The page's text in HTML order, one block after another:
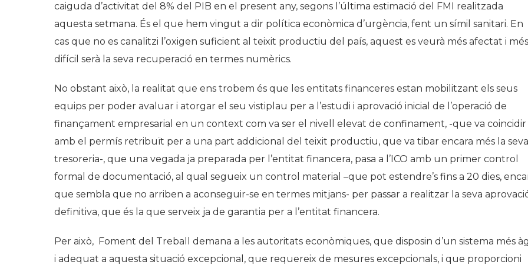
caiguda d’activitat del 8% del PIB en el present any, segons l’última estimació del FMI realitzada
aquesta setmana. És el que hem vingut a dir política econòmica d’urgència, fent un símil sanitari. En
cas que no es canalitzi l’oxigen suficient al teixit productiu del país, aquest es veurà més afectat i més
difícil serà la seva recuperació en termes numèrics.
No obstant això, la realitat que ens trobem és que les entitats financeres estan mobilitzant els seus
equips per poder avaluar i atorgar el seu vistiplau per a l’estudi i aprovació inicial de l’operació de
finançament empresarial en un context com va ser el nivell elevat de confinament, -que va coincidir
amb el permís retribuït per a una part addicional del teixit productiu, que va tibar encara més la seva
tresoreria-, que una vegada ja preparada per l’entitat financera, pasa a l’ICO amb un primer control
formal de documentació, al qual segueix un control material –que pot estendre’s fins a 20 dies,
que sembla que no arriben a aconseguir-se en termes mitjans- per passar a realitzar la seva
definitiva, que és la que serveix ja de garantia per a l’entitat financera.
Per això, Foment del Treball demana a les autoritats econòmiques, que disposin d’un sistema més
i adequat a aquesta situació excepcional, que requereix de mesures excepcionals, i que proporcioni